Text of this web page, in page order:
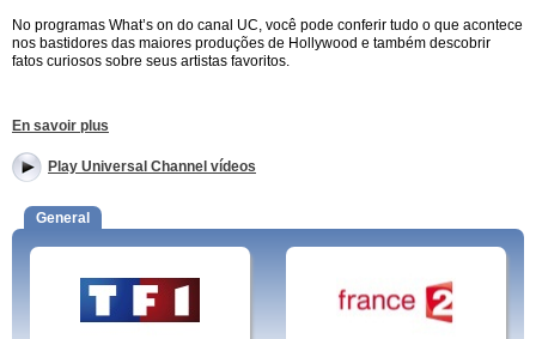
No programas What’s on do canal UC, você pode conferir tudo o que acontece
nos bastidores das maiores produções de Hollywood e também descobrir
fatos curiosos sobre seus artistas favoritos.
O UC conta com outros programas super populares, seriados de comédia
como o Up All Night, que está fazendo muito sucesso, Bela e a Fera, um
seriado novo que conta a história de forma moderna. Universal Channel.
Universal Channel - Outros Programas
No UC é possível acompanhar vários seriados como Law & Order, uma das
primeiras séries policiais, Elementary, com Lucy Liu, um Sherlock Holmes
moderno, Chicago Fire, sobre a vida dos bombeiros de Chicago além de
En savoir plus
Play Universal Channel vídeos
General